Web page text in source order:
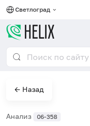
Светлоград
← Назад
Анализ 06-358